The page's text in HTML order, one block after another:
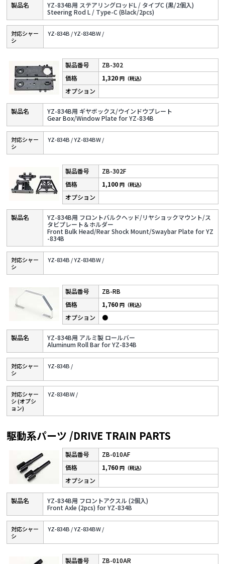
YZ-834B用 ステアリングロッドL / タイプC (黒/2個入)
Steering Rod L / Type-C (Black/2pcs)
対応シャー
シ
YZ-834B /YZ-834BW /
ZB-302
YZ-834B用 ギヤボックス/ウインドウプレート
Gear Box/Window Plate for YZ-834B
1,320円（税込）
対応シャー
シ
YZ-834B /YZ-834BW /
ZB-302F
YZ-834B用 フロントバルクヘッド/リヤショックマウント/ス
タビプレート＆ホルダー
Front Bulk Head/Rear Shock Mount/Swaybar Plate for YZ
-834B
1,100円（税込）
対応シャー
シ
YZ-834B /YZ-834BW /
ZB-RB
YZ-834B用 アルミ製 ロールバー
Aluminum Roll Bar for YZ-834B
1,760円（税込）
●
対応シャー
シ
YZ-834B /
対応シャー
シ (オプシ
ョン)
YZ-834BW /
駆動系パーツ /DRIVE TRAIN PARTS
ZB-010AF
YZ-834B用 フロントアクスル (2個入)
Front Axle (2pcs) for YZ-834B
1,760円（税込）
対応シャー
シ
YZ-834B /YZ-834BW /
ZB-010AR